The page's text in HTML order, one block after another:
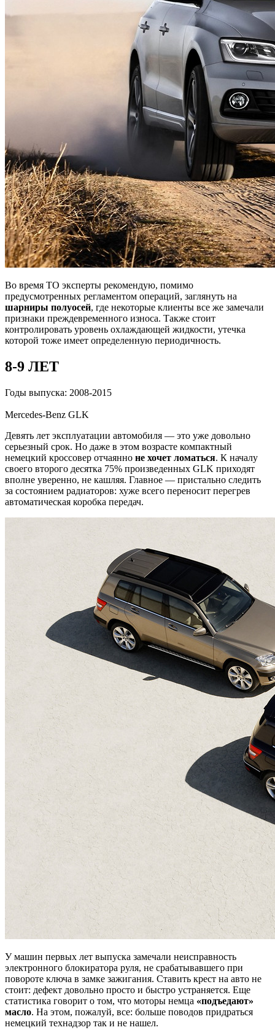
Во время ТО эксперты рекомендую, помимо
предусмотренных регламентом операций, заглянуть на
шарниры полуосей, где некоторые клиенты все же замечали
признаки преждевременного износа. Также стоит
контролировать уровень охлаждающей жидкости, утечка
которой тоже имеет определенную периодичность.
8-9 ЛЕТ
Годы выпуска: 2008-2015
Mercedes-Benz GLK
Девять лет эксплуатации автомобиля — это уже довольно
серьезный срок. Но даже в этом возрасте компактный
немецкий кроссовер отчаянно не хочет ломаться. К началу
своего второго десятка 75% произведенных GLK приходят
вполне уверенно, не кашляя. Главное — пристально следить
за состоянием радиаторов: хуже всего переносит перегрев
автоматическая коробка передач.
У машин первых лет выпуска замечали неисправность
электронного блокиратора руля, не срабатывавшего при
повороте ключа в замке зажигания. Ставить крест на авто не
стоит: дефект довольно просто и быстро устраняется. Еще
статистика говорит о том, что моторы немца «подъедают»
масло. На этом, пожалуй, все: больше поводов придраться
немецкий технадзор так и не нашел.